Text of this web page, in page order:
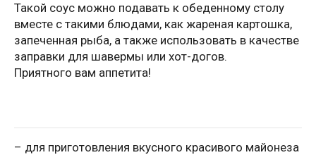
Такой соус можно подавать к обеденному столу
вместе с такими блюдами, как жареная картошка,
запеченная рыба, а также использовать в качестве
заправки для шавермы или хот-догов.
Приятного вам аппетита!
– для приготовления вкусного красивого майонеза